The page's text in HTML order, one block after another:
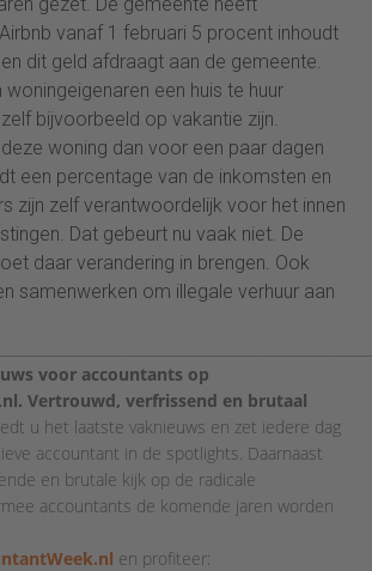
vanaf 1 februari 5 procent inhoudt
dit geld afdraagt aan de gemeente.
woningeigenaren een huis te huur
bijvoorbeeld op vakantie zijn.
woning dan voor een paar dagen
een percentage van de inkomsten en
zijn zelf verantwoordelijk voor het innen
Dat gebeurt nu vaak niet. De
daar verandering in brengen. Ook
samenwerken om illegale verhuur aan
voor accountants op
Vertrouwd, verfrissend en brutaal
u het laatste vaknieuws en zet iedere dag
accountant in de spotlights. Daarnaast
en brutale kijk op de radicale
accountants de komende jaren worden
en profiteer: